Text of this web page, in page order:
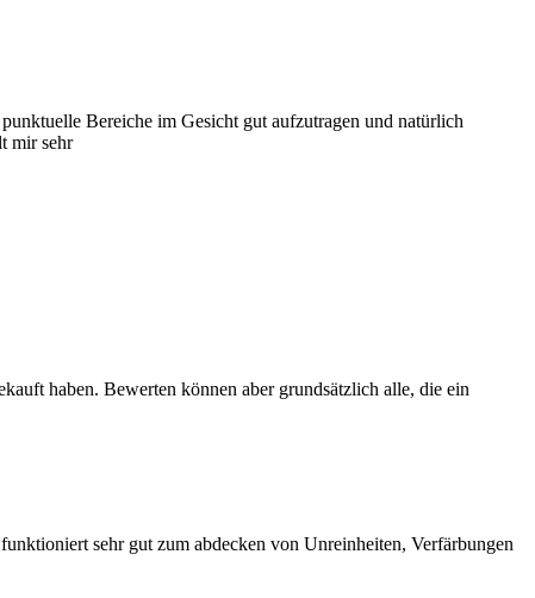
Bereiche im Gesicht gut aufzutragen und natürlich
mir sehr
haben. Bewerten können aber grundsätzlich alle, die ein
sehr gut zum abdecken von Unreinheiten, Verfärbungen